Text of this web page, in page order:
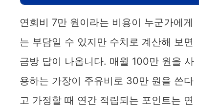
연회비 7만 원이라는 비용이 누군가에게
는 부담일 수 있지만 수치로 계산해 보면
금방 답이 나옵니다. 매월 100만 원을 사
용하는 가장이 주유비로 30만 원을 쓴다
고 가정할 때 연간 적립되는 포인트는 연